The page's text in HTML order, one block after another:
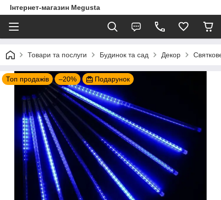
Інтернет-магазин Megusta
Товари та послуги Будинок та сад Декор
Топ продажів –20% Подарунок